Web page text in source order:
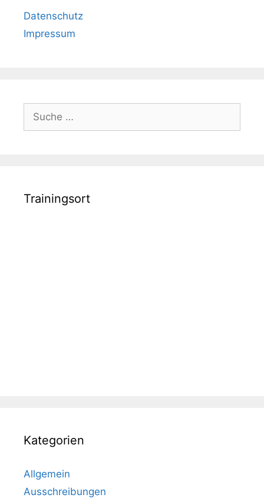
Datenschutz
Impressum
Suche
nach:
Trainingsort
Kategorien
Allgemein
Ausschreibungen